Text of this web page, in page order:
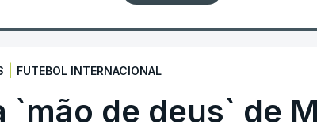
FUTEBOL INTERNACIONAL
`mão de deus` de